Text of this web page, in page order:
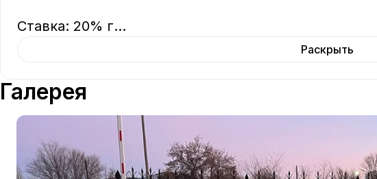
Ставка: 20% г...
Раскрыть
Галерея